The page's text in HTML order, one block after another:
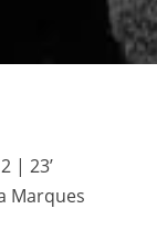
| 23’
Marques